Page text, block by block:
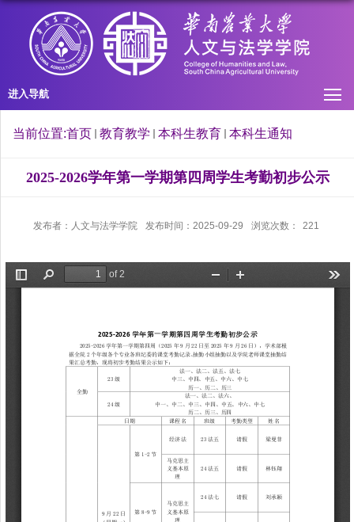
进入导航
当前位置:首页 教育教学 本科生教育 本科生通知
2025-2026学年第一学期第四周学生考勤初步公示
发布者：人文与法学学院 发布时间：2025-09-29 浏览次数： 221